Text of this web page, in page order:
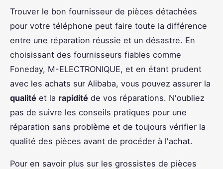
Trouver le bon fournisseur de pièces détachées
pour votre téléphone peut faire toute la différence
entre une réparation réussie et un désastre. En
choisissant des fournisseurs fiables comme
Foneday, M-ELECTRONIQUE, et en étant prudent
avec les achats sur Alibaba, vous pouvez assurer la
qualité et la rapidité de vos réparations. N'oubliez
pas de suivre les conseils pratiques pour une
réparation sans problème et de toujours vérifier la
qualité des pièces avant de procéder à l'achat.
Pour en savoir plus sur les grossistes de pièces